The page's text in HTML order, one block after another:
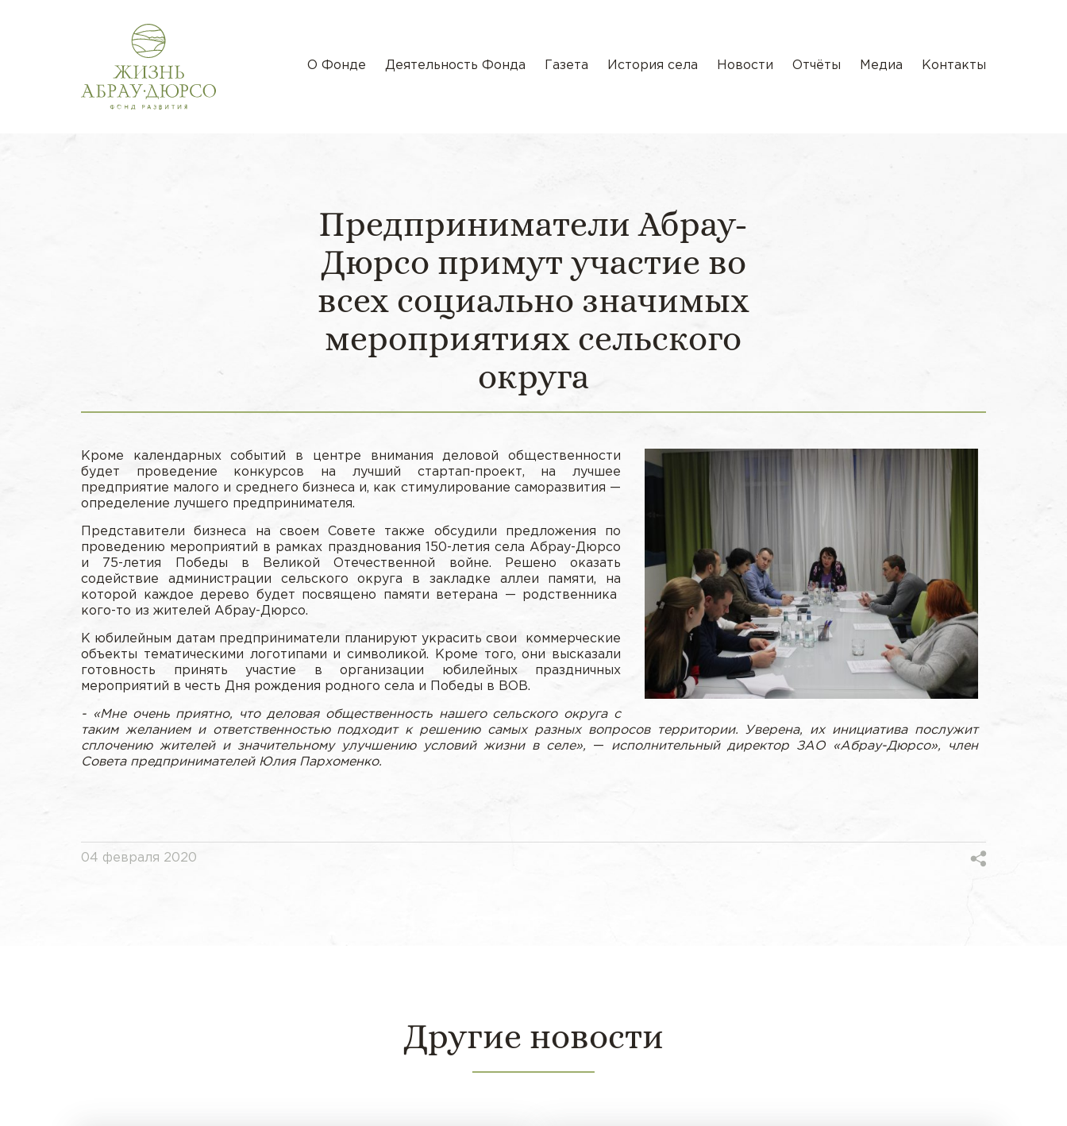
О Фонде Деятельность Фонда Газета История села Новости Отчёты Медиа Контакты
Предприниматели Абрау-
Дюрсо примут участие во
всех социально значимых
мероприятиях сельского
округа
Кроме календарных событий в центре внимания деловой общественности
будет проведение конкурсов на лучший стартап-проект, на лучшее
предприятие малого и среднего бизнеса и, как стимулирование саморазвития —
определение лучшего предпринимателя.
Представители бизнеса на своем Совете также обсудили предложения по
проведению мероприятий в рамках празднования 150-летия села Абрау-Дюрсо
и 75-летия Победы в Великой Отечественной войне. Решено оказать
содействие администрации сельского округа в закладке аллеи памяти, на
которой каждое дерево будет посвящено памяти ветерана — родственника
кого-то из жителей Абрау-Дюрсо.
К юбилейным датам предприниматели планируют украсить свои коммерческие
объекты тематическими логотипами и символикой. Кроме того, они высказали
готовность принять участие в организации юбилейных праздничных
мероприятий в честь Дня рождения родного села и Победы в ВОВ.
- «Мне очень приятно, что деловая общественность нашего сельского округа с
таким желанием и ответственностью подходит к решению самых разных вопросов территории. Уверена, их инициатива послужит
сплочению жителей и значительному улучшению условий жизни в селе», — исполнительный директор ЗАО «Абрау-Дюрсо», член
Совета предпринимателей Юлия Пархоменко.
04 февраля 2020
Другие новости